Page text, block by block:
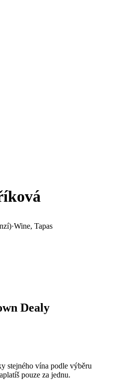
)·Wine, Tapas
Dealy
stejného vína podle výběru
pouze za jednu.